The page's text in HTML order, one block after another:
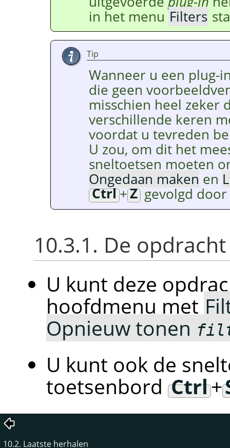
in het menu Filters
Tip
Wanneer u een plug-
die geen
misschien heel zeker
verschillende keren
voordat u tevreden
U zou, om dit het
sneltoetsen moeten
Ongedaan maken en
Ctrl+Zgevolgd
10.3.1. De
U kunt deze
hoofdmenu met
Opnieuw tonen
U kunt ook de
toetsenbord Ctrl+
10.2. Laatste herhalen